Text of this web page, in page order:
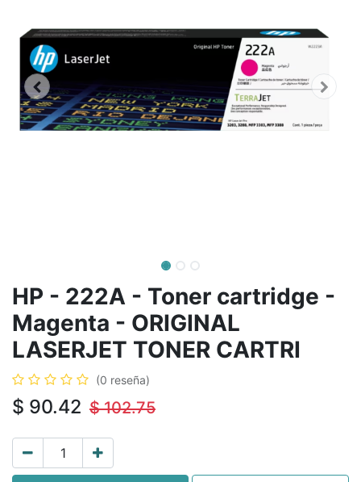
HP - 222A - Toner cartridge -
Magenta - ORIGINAL
LASERJET TONER CARTRI
(0 reseña)
$ 90.42 $102.75